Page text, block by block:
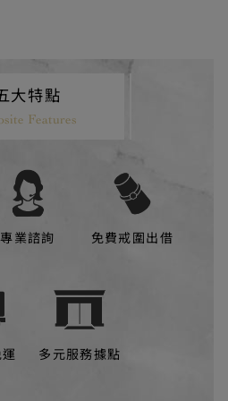
大特點
Features
專業諮詢 免費戒圍出借
多元服務據點